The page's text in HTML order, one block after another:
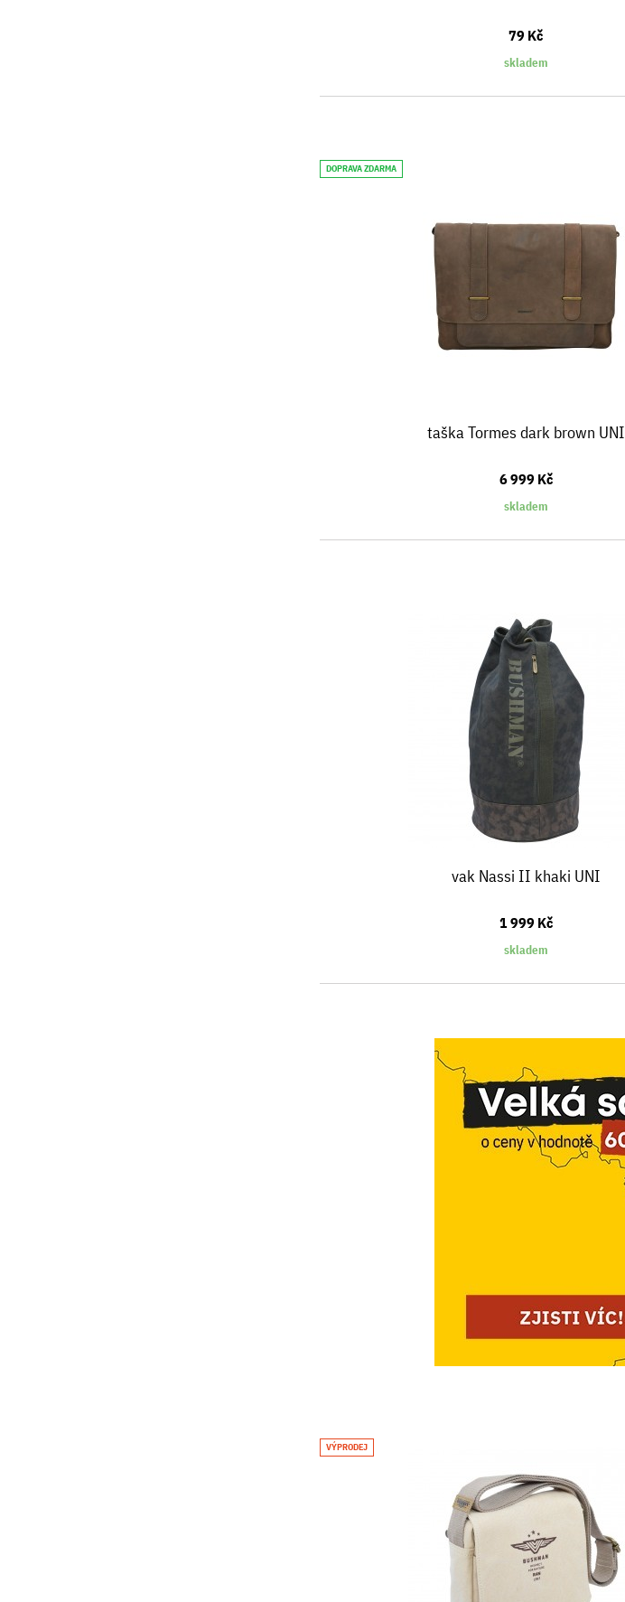
79 Kč
skladem
DOPRAVA ZDARMA
taška Tormes dark brown UNI
6 999 Kč
skladem
vak Nassi II khaki UNI
1 999 Kč
skladem
VÝPRODEJ